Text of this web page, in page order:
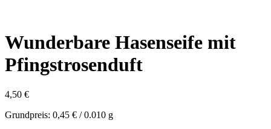
Wunderbare Hasenseife mit
Pfingstrosenduft
4,50 €
Grundpreis: 0,45 € /0.010 g